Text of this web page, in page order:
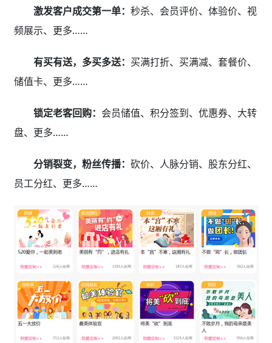
激发客户成交第一单： 秒杀、会员评价、体验价、视
频展示、更多……
有买有送，多买多送： 买满打折、买满减、套餐价、
储值卡、更多……
锁定老客回购： 会员储值、积分签到、优惠券、大转
盘、更多……
分销裂变，粉丝传播： 砍价、人脉分销、股东分红、
员工分红、更多……